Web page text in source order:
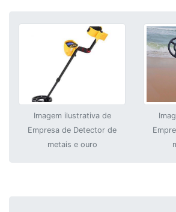
Imagem ilustrativa de
Empresa de Detector de
metais e ouro